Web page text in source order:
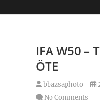
IFA W50 –
ÖTE
bbazsaphoto
No Comments